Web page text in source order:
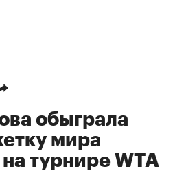
обыграла
мира
турнире WTA